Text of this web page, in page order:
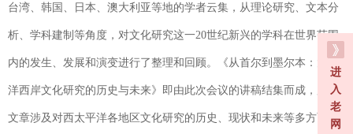
进
入
老
网
台湾、韩国、日本、澳大利亚等地的学者云集，从理论研究、文本分
析、学科建制等角度，对文化研究这一20世纪新兴的学科在世界范围
内的发生、发展和演变进行了整理和回顾。《从首尔到墨尔本：太平
洋西岸文化研究的历史与未来》即由此次会议的讲稿结集而成，所收
文章涉及对西太平洋各地区文化研究的历史、现状和未来等多方面的